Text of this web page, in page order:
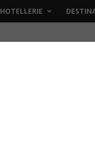
HOTELLERIE